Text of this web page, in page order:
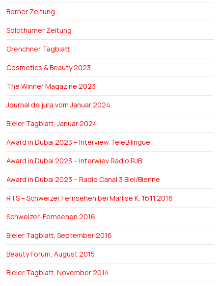
Berner Zeitung
Solothurner Zeitung
Grenchner Tagblatt
Cosmetics & Beauty 2023
The Winner Magazine 2023
Journal de jura vom Januar 2024
Bieler Tagblatt, Januar 2024
Award in Dubai 2023 – Interview TeleBilingue
Award in Dubai 2023 – Interwiev Radio RJB
Award in Dubai 2023 – Radio Canal 3 Biel/Bienne
RTS – Schweizer Fernsehen bei Marlise K, 16.11.2016
Schweizer-Fernsehen 2016
Bieler Tagblatt, September 2016
Beauty Forum, August 2015
Bieler Tagblatt, November 2014